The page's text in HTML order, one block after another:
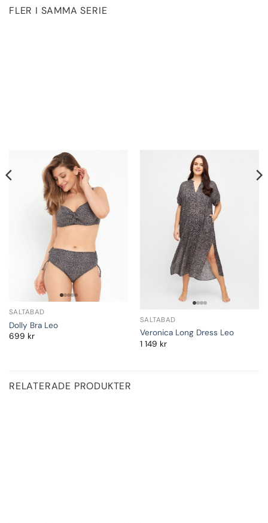
FLER I SAMMA SERIE
SALTABAD
Dolly Bra Leo
699 kr
SALTABAD
Veronica Long Dress Leo
1 149 kr
RELATERADE PRODUKTER